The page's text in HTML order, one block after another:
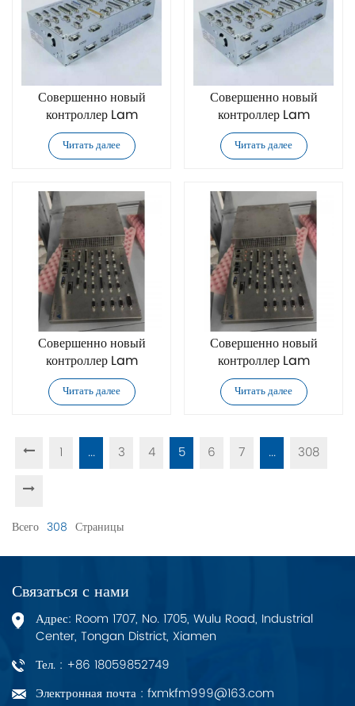
Совершенно новый
контроллер Lam
Research 853-
176080-001
Читать далее
Совершенно новый
контроллер Lam
Research 685-248181-
003
Читать далее
Совершенно новый
контроллер Lam
Research 853-
100000-007
Читать далее
Совершенно новый
контроллер Lam
Research 853-
120000-004
Читать далее
1 ... 3 4 5 6 7 ... 308
Всего 308 Страницы
Связаться с нами
Адрес: Room 1707, No. 1705, Wulu Road, Industrial
Center, Tongan District, Xiamen
Тел. : +86 18059852749
Электронная почта : fxmkfm999@163.com